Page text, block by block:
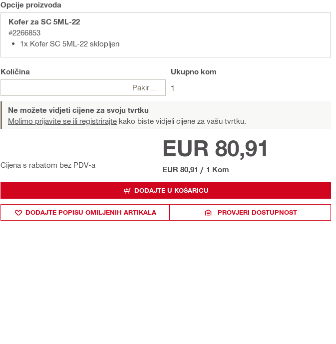
Opcije proizvoda
Kofer za SC 5ML-22
#2266853
1x Kofer SC 5ML-22 sklopljen
Količina
Pakiranje
Ukupno kom
1
Ne možete vidjeti cijene za svoju tvrtku
Molimo prijavite se ili registrirajte kako biste vidjeli cijene za vašu tvrtku.
Cijena s rabatom bez PDV-a
EUR 80,91
EUR 80,91 / 1 Kom
DODAJTE U KOŠARICU
DODAJTE POPISU OMILJENIH ARTIKALA PROVJERI DOSTUPNOST